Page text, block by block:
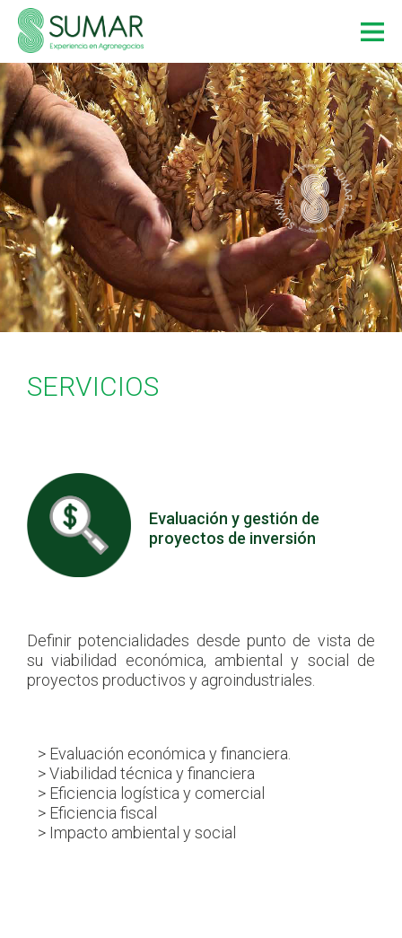
SERVICIOS
Evaluación y gestión de
proyectos de inversión
Definir potencialidades desde punto de vista de
su viabilidad económica, ambiental y social de
proyectos productivos y agroindustriales.
> Evaluación económica y financiera.
> Viabilidad técnica y financiera
> Eficiencia logística y comercial
> Eficiencia fiscal
> Impacto ambiental y social